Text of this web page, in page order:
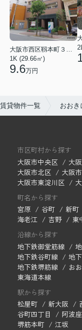
大阪市西区靱本町３丁目
1K (29.66㎡)
9.6万円
貸物件一覧 おお
市区町村から探す
大阪市中央区
大
大阪市北区
大阪
大阪市東淀川区
町名から探す
宮原
谷町 新町
海老江
吉野 東
沿線から探す
地下鉄御堂筋線
地下鉄谷町線
地
地下鉄堺筋線
お
東海道本線
駅から探す
松屋町
新大阪
谷町四丁目
阿波座
堺筋本町
江坂